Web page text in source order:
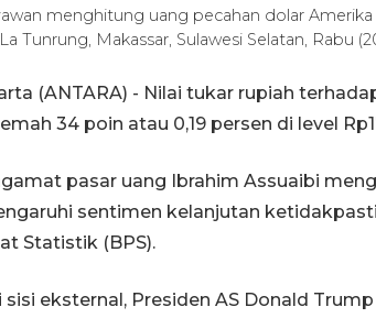
menghitung uang pecahan dolar
Tunrung, Makassar, Sulawesi Selatan, Rabu
(ANTARA) - Nilai tukar rupiah
34 poin atau 0,19 persen di level
pasar uang Ibrahim Assuaibi
sentimen kelanjutan
Statistik (BPS).
sisi eksternal, Presiden AS Donald